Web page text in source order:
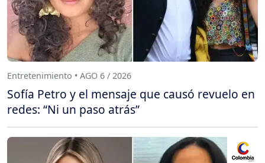
Entretenimiento • AGO 6 / 2026
Sofía Petro y el mensaje que causó revuelo en
redes: “Ni un paso atrás”